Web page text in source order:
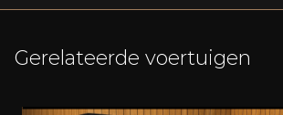
Gerelateerde voertuigen